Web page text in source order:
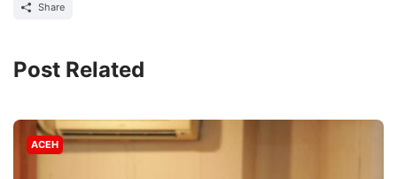
Share
Post Related
ACEH